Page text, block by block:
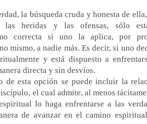
la búsqueda cruda y honesta de
heridas y las ofensas, sólo
correcta si uno la aplica, por
mismo, a nadie más. Es decir, si uno
y está dispuesto a
directa y sin desvíos.
de esta opción se puede incluir la
el cual admite, al menos
lo haga enfrentarse a las
de avanzar en el camino